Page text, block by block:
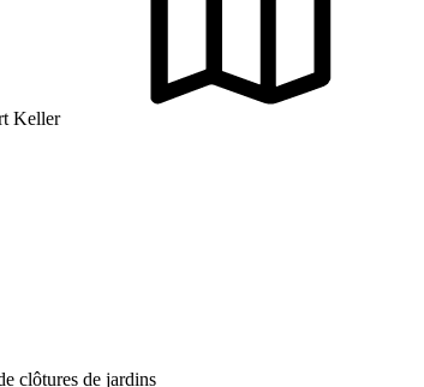
Keller
clôtures de jardins